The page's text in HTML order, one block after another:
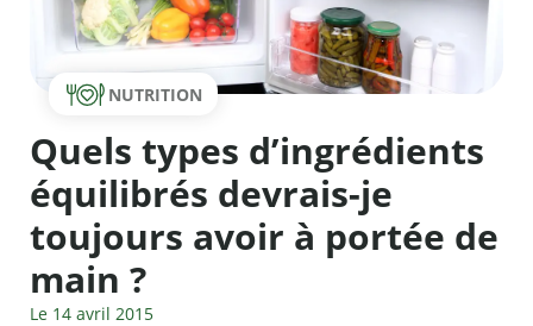
NUTRITION
Quels types d’ingrédients
équilibrés devrais-je
toujours avoir à portée de
main ?
Le 14 avril 2015